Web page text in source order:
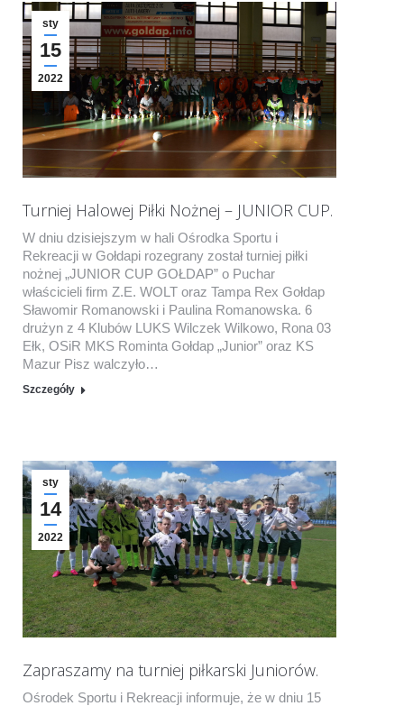
sty
15
2022
Turniej Halowej Piłki Nożnej – JUNIOR CUP.
W dniu dzisiejszym w hali Ośrodka Sportu i
Rekreacji w Gołdapi rozegrany został turniej piłki
nożnej „JUNIOR CUP GOŁDAP” o Puchar
właścicieli firm Z.E. WOLT oraz Tampa Rex Gołdap
Sławomir Romanowski i Paulina Romanowska. 6
drużyn z 4 Klubów LUKS Wilczek Wilkowo, Rona 03
Ełk, OSiR MKS Rominta Gołdap „Junior” oraz KS
Mazur Pisz walczyło…
Szczegóły
sty
14
2022
Zapraszamy na turniej piłkarski Juniorów.
Ośrodek Sportu i Rekreacji informuje, że w dniu 15